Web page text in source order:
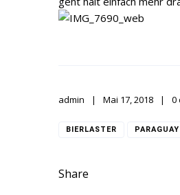
admin Mai 17, 2018 0
BIERLASTER PARAGUAY
Share